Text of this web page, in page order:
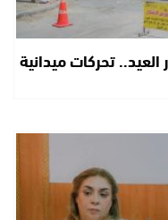
تحركات ميدانية